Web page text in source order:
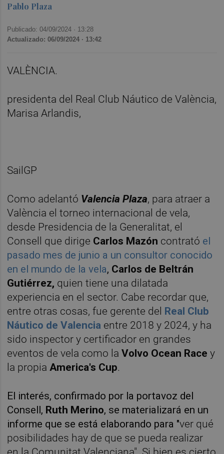
Pablo Plaza
Publicado: 04/09/2024 · 13:28
Actualizado: 06/09/2024 · 13:42
VALÈNCIA.
presidenta del Real Club Náutico de València,
Marisa Arlandis,
SailGP
Como adelantó Valencia Plaza, para atraer a
València el torneo internacional de vela,
desde Presidencia de la Generalitat, el
Consell que dirige Carlos Mazón contrató el
pasado mes de junio a un consultor conocido
en el mundo de la vela, Carlos de Beltrán
Gutiérrez, quien tiene una dilatada
experiencia en el sector. Cabe recordar que,
entre otras cosas, fue gerente del Real Club
Náutico de Valencia entre 2018 y 2024, y ha
sido inspector y certificador en grandes
eventos de vela como la Volvo Ocean Race y
la propia America's Cup.
El interés, confirmado por la portavoz del
Consell, Ruth Merino, se materializará en un
informe que se está elaborando para "ver qué
posibilidades hay de que se pueda realizar